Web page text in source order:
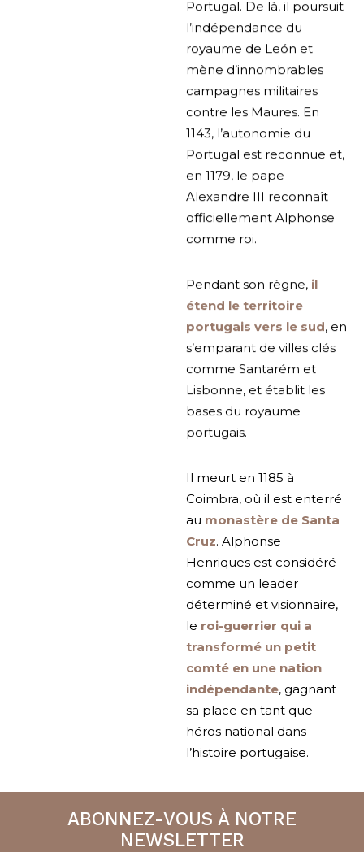
Portugal. De là, il poursuit
l’indépendance du
royaume de León et
mène d’innombrables
campagnes militaires
contre les Maures. En
1143, l’autonomie du
Portugal est reconnue et,
en 1179, le pape
Alexandre III reconnaît
officiellement Alphonse
comme roi.
Pendant son règne, il
étend le territoire
portugais vers le sud, en
s’emparant de villes clés
comme Santarém et
Lisbonne, et établit les
bases du royaume
portugais.
Il meurt en 1185 à
Coimbra, où il est enterré
au monastère de Santa
Cruz. Alphonse
Henriques est considéré
comme un leader
déterminé et visionnaire,
le roi-guerrier qui a
transformé un petit
comté en une nation
indépendante, gagnant
sa place en tant que
héros national dans
l’histoire portugaise.
ABONNEZ-VOUS À NOTRE
NEWSLETTER